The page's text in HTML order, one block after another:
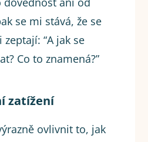
se mi stává, že se
“A jak se
Co to znamená?”
zatížení
ovlivnit to, jak